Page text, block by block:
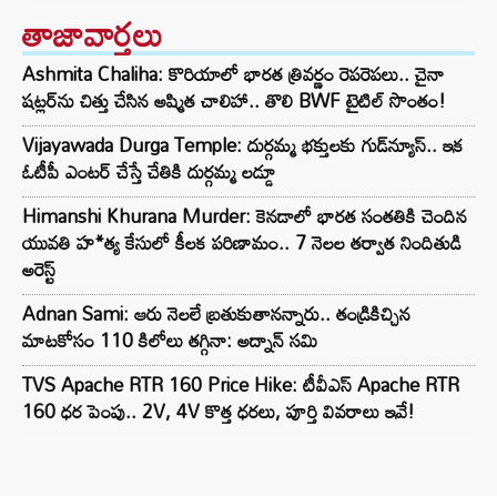
తాజావార్తలు
Ashmita Chaliha: కొరియాలో భారత త్రివర్ణం రెపరెపలు.. చైనా
షట్లర్‌ను చిత్తు చేసిన అష్మిత చాలిహా.. తొలి BWF టైటిల్ సొంతం!
Vijayawada Durga Temple: దుర్గమ్మ భక్తులకు గుడ్‌న్యూస్.. ఇక
ఓటీపీ ఎంటర్ చేస్తే చేతికి దుర్గమ్మ లడ్డూ
Himanshi Khurana Murder: కెనడాలో భారత సంతతికి చెందిన
యువతి హ*త్య కేసులో కీలక పరిణామం.. 7 నెలల తర్వాత నిందితుడి
అరెస్ట్
Adnan Sami: ఆరు నెలలే బ్రతుకుతానన్నారు.. తండ్రికిచ్చిన
మాటకోసం 110 కిలోలు తగ్గినా: అద్నాన్ సమి
TVS Apache RTR 160 Price Hike: టీవీఎస్ Apache RTR
160 ధర పెంపు.. 2V, 4V కొత్త ధరలు, పూర్తి వివరాలు ఇవే!